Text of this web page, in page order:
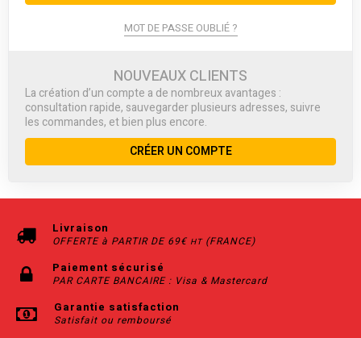
MOT DE PASSE OUBLIÉ ?
NOUVEAUX CLIENTS
La création d’un compte a de nombreux avantages :
consultation rapide, sauvegarder plusieurs adresses, suivre
les commandes, et bien plus encore.
CRÉER UN COMPTE
Livraison
OFFERTE à PARTIR DE 69€ HT(FRANCE)
Paiement sécurisé
PAR CARTE BANCAIRE : Visa & Mastercard
Garantie satisfaction
Satisfait ou remboursé